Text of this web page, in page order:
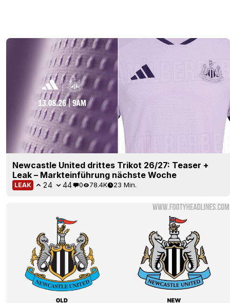
Newcastle United drittes Trikot 26/27: Teaser +
Leak – Markteinführung nächste Woche
LEAK 24 44 0 78.4K 23 Min.